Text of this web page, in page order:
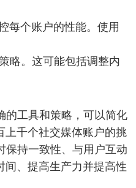
每个账户的性能。使用
略。这可能包括调整内
的工具和策略，可以简化
上千个社交媒体账户的挑
保持一致性、与用户互动
、提高生产力并提高性